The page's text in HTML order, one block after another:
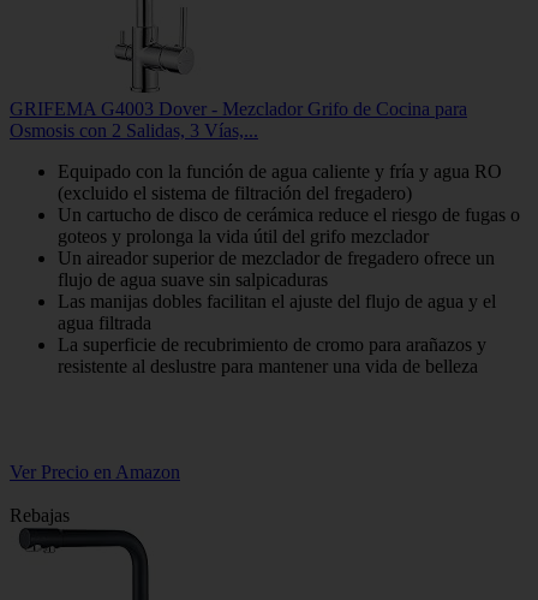
GRIFEMA G4003 Dover - Mezclador Grifo de Cocina para
Osmosis con 2 Salidas, 3 Vías,...
Equipado con la función de agua caliente y fría y agua RO
(excluido el sistema de filtración del fregadero)
Un cartucho de disco de cerámica reduce el riesgo de fugas o
goteos y prolonga la vida útil del grifo mezclador
Un aireador superior de mezclador de fregadero ofrece un
flujo de agua suave sin salpicaduras
Las manijas dobles facilitan el ajuste del flujo de agua y el
agua filtrada
La superficie de recubrimiento de cromo para arañazos y
resistente al deslustre para mantener una vida de belleza
Ver Precio en Amazon
Rebajas